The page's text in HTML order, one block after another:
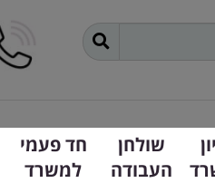
שולחן
העבודה
חד פעמי
למשרד